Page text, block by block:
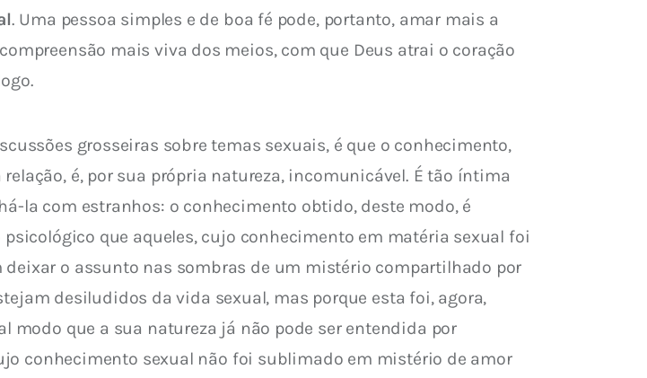
. Uma pessoa simples e de boa fé pode, portanto, amar mais a
mais viva dos meios, com que Deus atrai o coração
grosseiras sobre temas sexuais, é que o conhecimento,
é, por sua própria natureza, incomunicável. É tão íntima
la com estranhos: o conhecimento obtido, deste modo, é
que aqueles, cujo conhecimento em matéria sexual foi
o assunto nas sombras de um mistério compartilhado por
desiludidos da vida sexual, mas porque esta foi, agora,
que a sua natureza já não pode ser entendida por
conhecimento sexual não foi sublimado em mistério de amor